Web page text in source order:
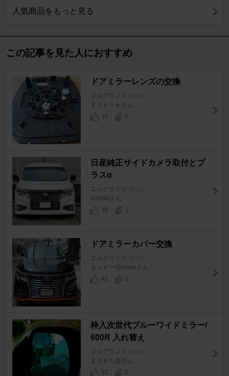
人気商品をもっと見る
この記事を見た人におすすめ
ドアミラーレンズの交換
エルグランド [E52]
Ｅｒｎｉｅさん
31
8
日産純正サイドカメラ取付とプ
ラスα
エルグランド [E52]
hiroyoiさん
38
1
ドアミラーカバー交換
エルグランド [E52]
まっすー@ymasさん
41
0
枠入次世代ブルーワイドミラー/
600R 入れ替え
エルグランド [E52]
まさきち@さん
52
5